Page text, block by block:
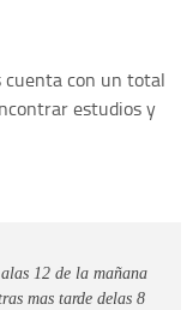
cuenta con un total
estudios y
12 de la mañana
mas tarde delas 8